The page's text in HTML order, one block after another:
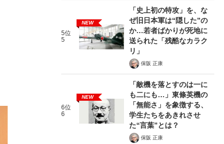
5位
5
NEW
「史上初の特攻」を、な
ぜ旧日本軍は“隠した”の
か…若者ばかりが死地に
送られた「残酷なカラク
リ」
保阪 正康
6位
6
NEW
「敵機を落とすのは一に
も二にも…」東條英機の
「無能さ」を象徴する、
学生たちをあきれさせ
た“言葉”とは？
保阪 正康